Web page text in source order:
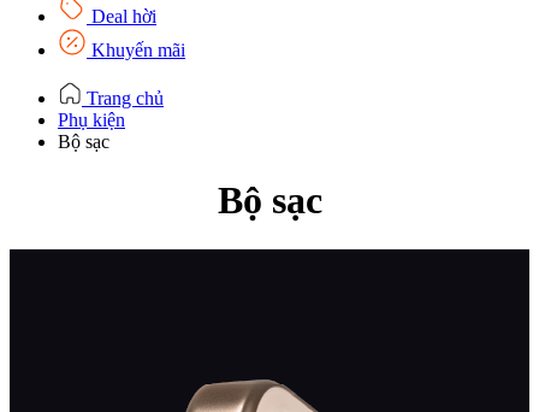
Deal hời
Khuyến mãi
Trang chủ
Phụ kiện
Bộ sạc
Bộ sạc